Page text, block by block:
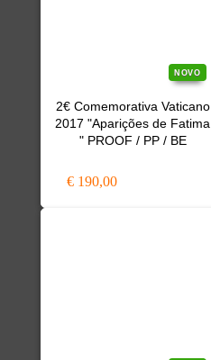
NOVO
2€ Comemorativa Vaticano
2017 "Aparições de Fatima
" PROOF / PP / BE
€ 190,00